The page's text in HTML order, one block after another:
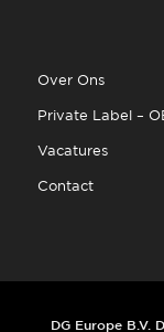
Over Ons
Private Label –
Vacatures
Contact
DG Europe B.V.